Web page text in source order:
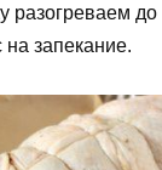
разогреваем до
на запекание.